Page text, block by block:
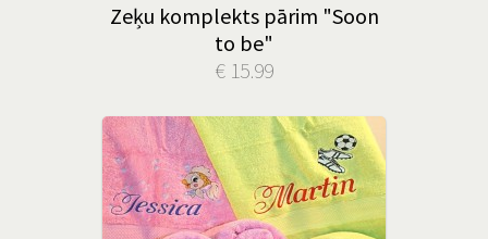
Zeķu komplekts pārim "Soon
to be"
€ 15.99